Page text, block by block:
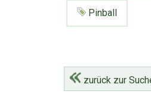
Pinball
zurück zur